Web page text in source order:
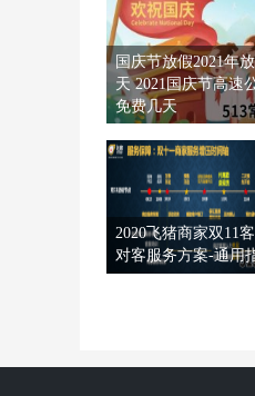
国庆节放假2021年
天 2021国庆节高速
免费几天
2020飞猪商家双11
对客服务方案-通用